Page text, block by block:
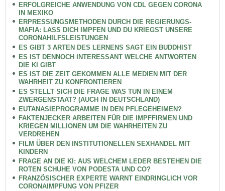
ERFOLGREICHE ANWENDUNG VON CDL GEGEN CORONA
IN MEXIKO
ERPRESSUNGSMETHODEN DURCH DIE REGIERUNGS-
MAFIA: LASS DICH IMPFEN UND DU KRIEGST UNSERE
CORONAHILFSLEISTUNGEN
ES GIBT 3 ARTEN DES LERNENS SAGT EIN BUDDHIST
ES IST DENNOCH INTERESSANT WELCHE ANTWORTEN
DIE KI GIBT
ES IST DIE ZEIT GEKOMMEN ALLE MEDIEN MIT DER
WAHRHEIT ZU KONFRONTIEREN
ES STELLT SICH DIE FRAGE WAS TUN IN EINEM
ZWERGENSTAAT? (AUCH IN DEUTSCHLAND)
EUTANASIEPROGRAMME IN DEN PFLEGEHEIMEN?
FAKTENJECKER ARBEITEN FÜR DIE IMPFFIRMEN UND
KRIEGEN MILLIONEN UM DIE WAHRHEITEN ZU
VERDREHEN
FILM ÜBER DEN INSTITUTIONELLEN SEXHANDEL MIT
KINDERN
FRAGE AN DIE KI: AUS WELCHEM LEDER BESTEHEN DIE
ROTEN SCHUHE VON PODESTA UND CO?
FRANZÖSISCHER EXPERTE WARNT EINDRINGLICH VOR
CORONAIMPFUNG VON PFIZER